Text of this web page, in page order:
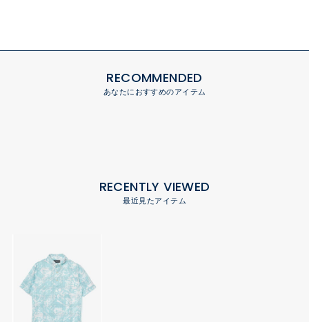
RECOMMENDED
あなたにおすすめのアイテム
RECENTLY VIEWED
最近見たアイテム